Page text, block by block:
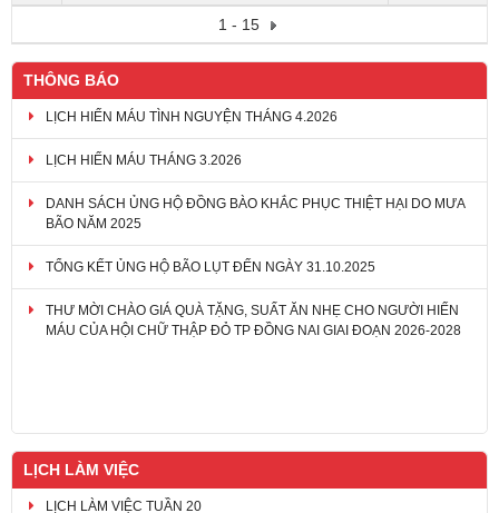
1 - 15
THÔNG BÁO
LỊCH HIẾN MÁU TÌNH NGUYỆN THÁNG 4.2026
LỊCH HIẾN MÁU THÁNG 3.2026
DANH SÁCH ỦNG HỘ ĐỒNG BÀO KHẮC PHỤC THIỆT HẠI DO MƯA
BÃO NĂM 2025
TỔNG KẾT ỦNG HỘ BÃO LỤT ĐẾN NGÀY 31.10.2025
THƯ MỜI CHÀO GIÁ QUÀ TẶNG, SUẤT ĂN NHẸ CHO NGƯỜI HIẾN
MÁU CỦA HỘI CHỮ THẬP ĐỎ TP ĐỒNG NAI GIAI ĐOẠN 2026-2028
LỊCH LÀM VIỆC
LỊCH LÀM VIỆC TUẦN 20